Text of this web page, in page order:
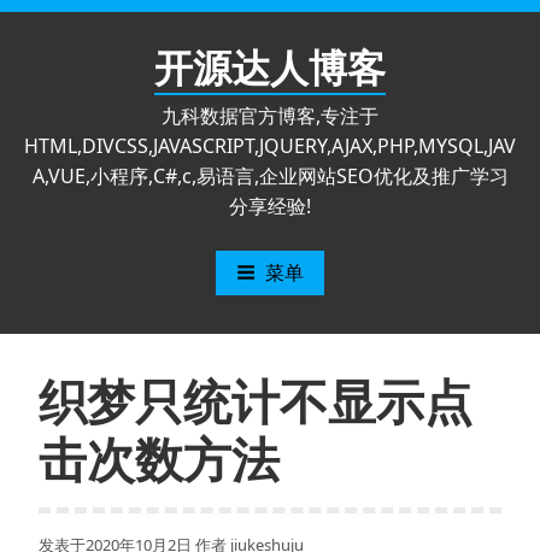
跳
开源达人博客
九科数据官方博客,专注于
HTML,DIVCSS,JAVASCRIPT,JQUERY,AJAX,PHP,MYSQL,JAV
A,VUE,小程序,C#,c,易语言,企业网站SEO优化及推广学习
分享经验!
菜单
织梦只统计不显示点
击次数方法
发表于2020年10月2日 作者 jiukeshuju